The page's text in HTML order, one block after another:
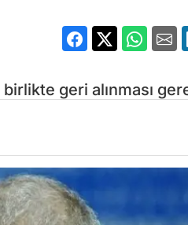
birlikte geri alınması